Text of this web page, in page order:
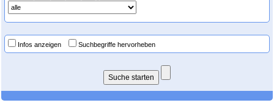
Infos anzeigen Suchbegriffe hervorheben